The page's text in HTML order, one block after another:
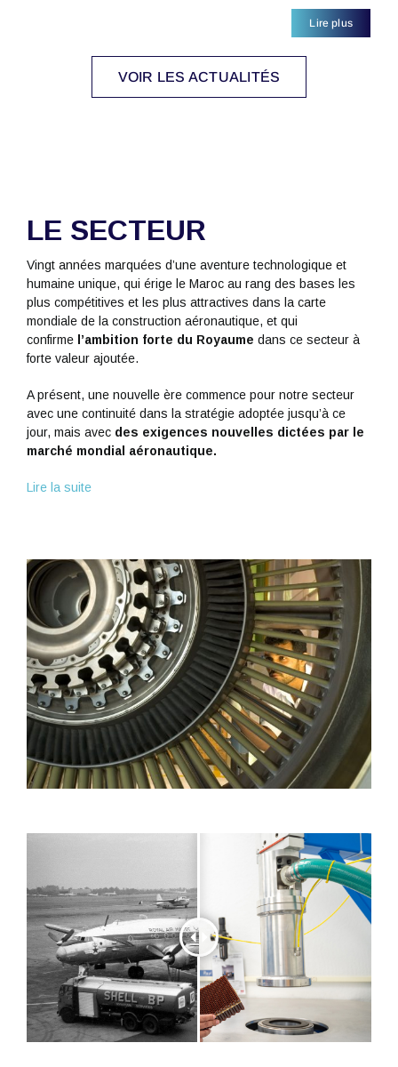
Lire plus
VOIR LES ACTUALITÉS
LE SECTEUR
Vingt années marquées d’une aventure technologique et
humaine unique, qui érige le Maroc au rang des bases les
plus compétitives et les plus attractives dans la carte
mondiale de la construction aéronautique, et qui
confirme l’ambition forte du Royaume dans ce secteur à
forte valeur ajoutée.
A présent, une nouvelle ère commence pour notre secteur
avec une continuité dans la stratégie adoptée jusqu’à ce
jour, mais avec des exigences nouvelles dictées par le
marché mondial aéronautique.
Lire la suite